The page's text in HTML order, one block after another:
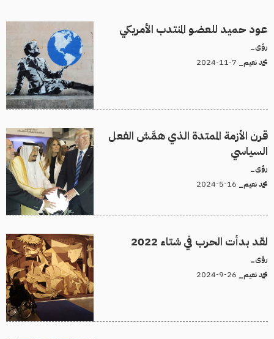
عود حميد للعضو المنتدب الأمريكي
رؤى_
محمد نعيم_
قرن الأزمة الممتدة الذي همَّش الفعل
السياسي
رؤى_
محمد نعيم_
لقد بدأت الحرب في شتاء 2022
رؤى_
محمد نعيم_